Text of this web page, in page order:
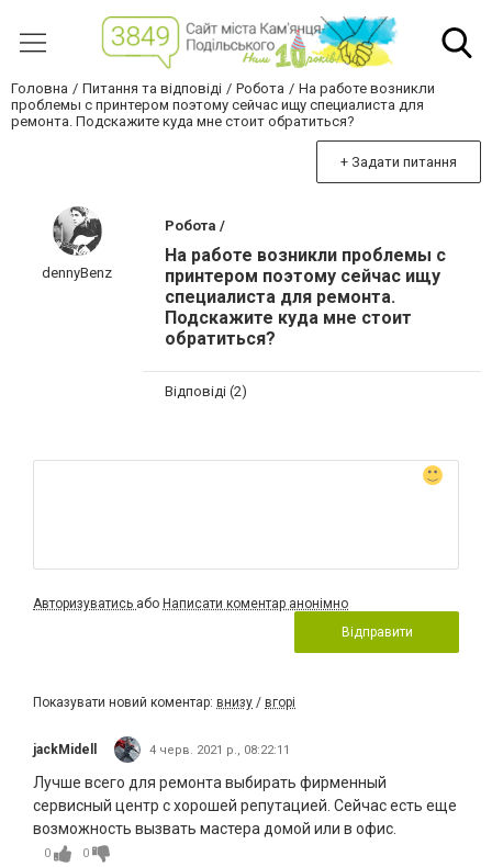
Головна Питання та відповіді Робота
На работе возникли
проблемы с принтером поэтому сейчас ищу специалиста для
ремонта. Подскажите куда мне стоит обратиться?
+ Задати питання
dennyBenz
Робота /
На работе возникли проблемы с
принтером поэтому сейчас ищу
специалиста для ремонта.
Подскажите куда мне стоит
обратиться?
Відповіді (2)
Авторизуватись або Написати коментар анонімно
Відправити
Показувати новий коментар: внизу / вгорі
jackMidell 4 черв. 2021 р., 08:22:11
Лучше всего для ремонта выбирать фирменный
сервисный центр с хорошей репутацией. Сейчас есть еще
возможность вызвать мастера домой или в офис.
0 0